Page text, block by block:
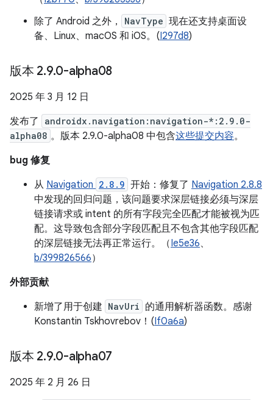
除了 Android 之外，
NavType 现在还支持桌面设
备、Linux、macOS 和 iOS。(I297d8)
版本 2.9.0-alpha08
2025 年 3 月 12 日
发布了
androidx.navigation:navigation-*:2.9.0-
alpha08 。版本 2.9.0-alpha08 中包含这些提交内容。
bug 修复
从 Navigation 2.8.9 开始：修复了 Navigation 2.8.8
中发现的回归问题，该问题要求深层链接必须与深层
链接请求或 intent 的所有字段完全匹配才能被视为匹
配。这导致包含部分字段匹配且不包含其他字段匹配
的深层链接无法再正常运行。（Ie5e36、
b/399826566）
外部贡献
新增了用于创建 NavUri 的通用解析器函数。感谢
Konstantin Tskhovrebov！(If0a6a)
版本 2.9.0-alpha07
2025 年 2 月 26 日